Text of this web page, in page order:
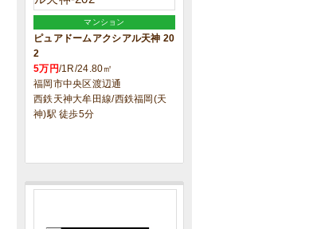
マンション
ピュアドームアクシアル天神 20
2
5万円/1R/24.80㎡
福岡市中央区渡辺通
西鉄天神大牟田線/西鉄福岡(天
神)駅 徒歩5分